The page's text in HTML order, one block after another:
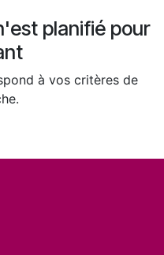
planifié pour
à vos critères de